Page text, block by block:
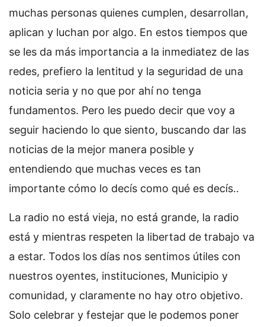
muchas personas quienes cumplen, desarrollan,
aplican y luchan por algo. En estos tiempos que
se les da más importancia a la inmediatez de las
redes, prefiero la lentitud y la seguridad de una
noticia seria y no que por ahí no tenga
fundamentos. Pero les puedo decir que voy a
seguir haciendo lo que siento, buscando dar las
noticias de la mejor manera posible y
entendiendo que muchas veces es tan
importante cómo lo decís como qué es decís..
La radio no está vieja, no está grande, la radio
está y mientras respeten la libertad de trabajo va
a estar. Todos los días nos sentimos útiles con
nuestros oyentes, instituciones, Municipio y
comunidad, y claramente no hay otro objetivo.
Solo celebrar y festejar que le podemos poner